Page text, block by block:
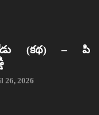
(కథ) – పి
26, 2026